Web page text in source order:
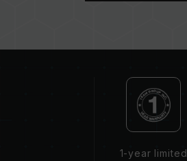
1-year limited